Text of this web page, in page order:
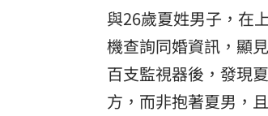
與26歲夏姓男子，在
機查詢同婚資訊，顯
百支監視器後，發現
方，而非抱著夏男，